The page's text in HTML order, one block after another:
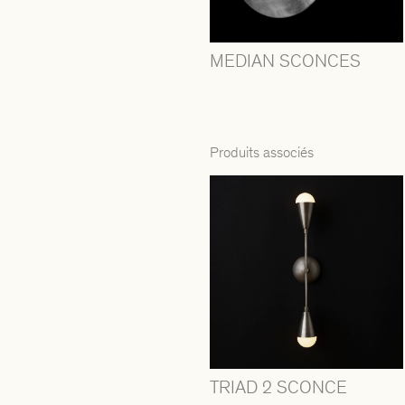
MEDIAN SCONCES
Produits associés
TRIAD 2 SCONCE